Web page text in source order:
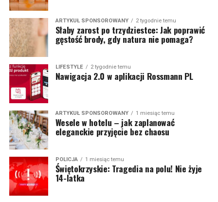
ARTYKUŁ SPONSOROWANY 2 tygodnie temu
Słaby zarost po trzydziestce: Jak poprawić
gęstość brody, gdy natura nie pomaga?
LIFESTYLE 2 tygodnie temu
Nawigacja 2.0 w aplikacji Rossmann PL
ARTYKUŁ SPONSOROWANY 1 miesiąc temu
Wesele w hotelu – jak zaplanować
eleganckie przyjęcie bez chaosu
POLICJA 1 miesiąc temu
Świętokrzyskie: Tragedia na polu! Nie żyje
14-latka